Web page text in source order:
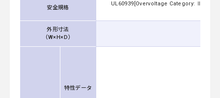
安全規格
UL60939[Overvoltage Category: Ⅲ
外形寸法
（W×H×D）
特性データ